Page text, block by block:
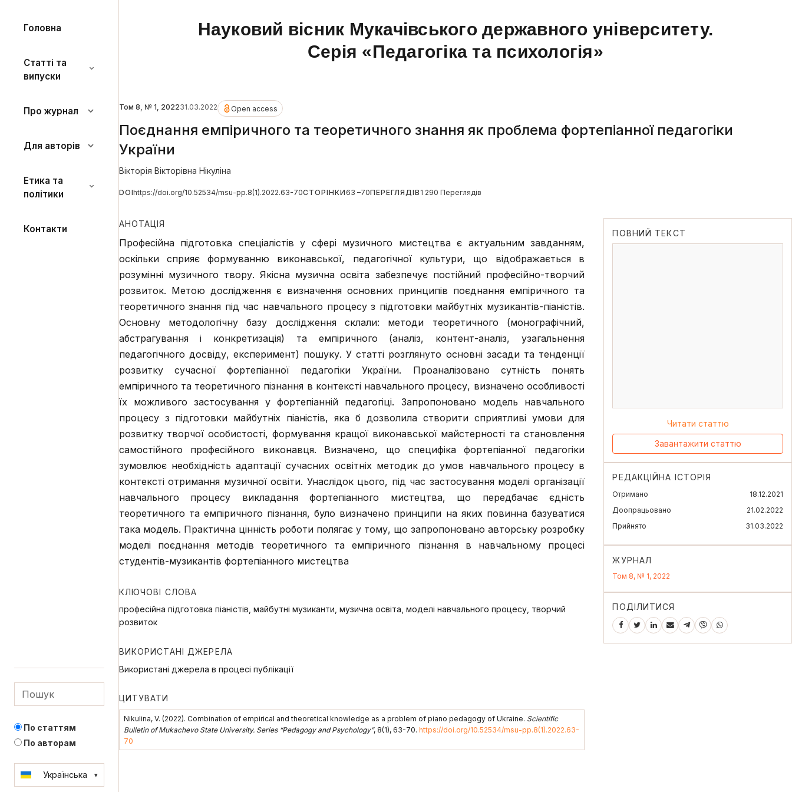
Головна
Статті та
випуски
Про журнал
Для авторів
Етика та
політики
Контакти
По статтям
По авторам
Українська
Науковий вісник Мукачівського державного університету.
Серія «Педагогіка та психологія»
Том 8, № 1, 202231.03.2022 Open access
Поєднання емпіричного та теоретичного знання як проблема фортепіанної педагогіки
України
Вікторія Вікторівна Нікуліна
DOIhttps://doi.org/10.52534/msu-pp.8(1).2022.63-70СТОРІНКИ 63 –70ПЕРЕГЛЯДІВ 1 290 Переглядів
АНОТАЦІЯ
Професійна підготовка спеціалістів у сфері музичного мистецтва є актуальним завданням,
оскільки сприяє формуванню виконавської, педагогічної культури, що відображається в
розумінні музичного твору. Якісна музична освіта забезпечує постійний професійно-творчий
розвиток. Метою дослідження є визначення основних принципів поєднання емпіричного та
теоретичного знання під час навчального процесу з підготовки майбутніх музикантів-піаністів.
Основну методологічну базу дослідження склали: методи теоретичного (монографічний,
абстрагування і конкретизація) та емпіричного (аналіз, контент-аналіз, узагальнення
педагогічного досвіду, експеримент) пошуку. У статті розглянуто основні засади та тенденції
розвитку сучасної фортепіанної педагогіки України. Проаналізовано сутність понять
емпіричного та теоретичного пізнання в контексті навчального процесу, визначено особливості
їх можливого застосування у фортепіанній педагогіці. Запропоновано модель навчального
процесу з підготовки майбутніх піаністів, яка б дозволила створити сприятливі умови для
розвитку творчої особистості, формування кращої виконавської майстерності та становлення
самостійного професійного виконавця. Визначено, що специфіка фортепіанної педагогіки
зумовлює необхідність адаптації сучасних освітніх методик до умов навчального процесу в
контексті отримання музичної освіти. Унаслідок цього, під час застосування моделі організації
навчального процесу викладання фортепіанного мистецтва, що передбачає єдність
теоретичного та емпіричного пізнання, було визначено принципи на яких повинна базуватися
така модель. Практична цінність роботи полягає у тому, що запропоновано авторську розробку
моделі поєднання методів теоретичного та емпіричного пізнання в навчальному процесі
студентів-музикантів фортепіанного мистецтва
КЛЮЧОВІ СЛОВА
професійна підготовка піаністів, майбутні музиканти, музична освіта, моделі навчального процесу, творчий
розвиток
ВИКОРИСТАНІ ДЖЕРЕЛА
Використані джерела в процесі публікації
ЦИТУВАТИ
Nikulina, V. (2022). Combination of empirical and theoretical knowledge as a problem of piano pedagogy of Ukraine. Scientific
Bulletin of Mukachevo State University. Series “Pedagogy and Psychology”, 8(1), 63-70. https://doi.org/10.52534/msu-pp.8(1).2022.63-
70
ПОВНИЙ ТЕКСТ
Читати статтю
Завантажити статтю
РЕДАКЦІЙНА ІСТОРІЯ
Отримано
18.12.2021
Доопрацьовано
21.02.2022
Прийнято
31.03.2022
ЖУРНАЛ
Том 8, № 1, 2022
ПОДІЛИТИСЯ